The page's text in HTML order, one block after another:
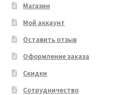
Магазин
Мой аккаунт
Оставить отзыв
Оформление заказа
Скидки
Сотрудничество